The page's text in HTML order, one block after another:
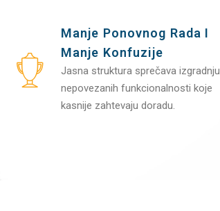
Manje Ponovnog Rada I
Manje Konfuzije
Jasna struktura sprečava izgradnju
nepovezanih funkcionalnosti koje
kasnije zahtevaju doradu.